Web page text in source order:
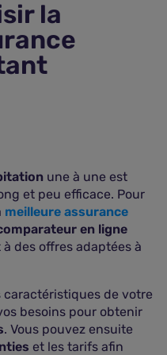
la
une à une est
et peu efficace. Pour
meilleure assurance
en ligne
des offres adaptées à
caractéristiques de votre
besoins pour obtenir
. Vous pouvez ensuite
et les tarifs afin